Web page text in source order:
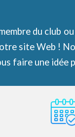
du club
site Web !
faire une idée